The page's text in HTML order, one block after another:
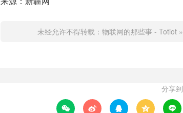
未经允许不得转载： 物联网的那些事 - Totiot »
分享到
    